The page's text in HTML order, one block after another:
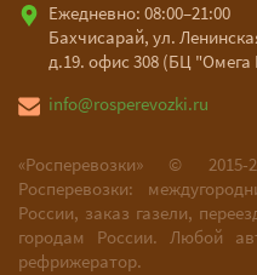
Ежедневно: 08:00–21:00
Бахчисарай, ул.
д.19. офис 308 (БЦ "Омега
info@rosperevozki.ru
«Росперевозки» © 2015-
Росперевозки:
России, заказ газели,
городам России. Любой
рефрижератор.